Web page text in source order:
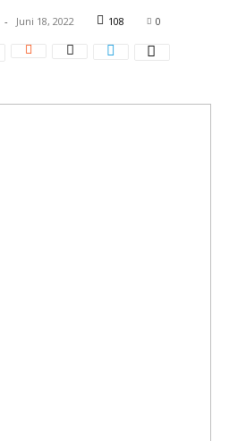
- Juni 18, 2022 108 0